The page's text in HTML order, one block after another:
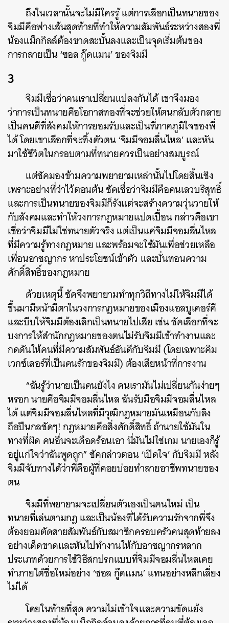
ถึงในเวลานั้นจะไม่มีใครรู้ แต่การเลือกเป็นทนายของ
จิมมีคือฟางเส้นสุดท้ายที่ทำให้ความสัมพันธ์ระหว่างสองพี่
น้องแม็กกิลล์ต้องขาดสะบั้นลงและเป็นจุดเริ่มต้นของ
การกลายเป็น ‘ซอล กู๊ดแมน’ ของจิมมี
3
จิมมีเชื่อว่าคนเราเปลี่ยนแปลงกันได้ เขาจึงมอง
ว่าการเป็นทนายคือโอกาสทองที่จะช่วยให้ตนกลับตัวกลาย
เป็นคนดีที่สังคมให้การยอมรับและเป็นที่ภาคภูมิใจของพี่
ได้ โดยเขาเลือกที่จะทิ้งตัวตน ‘จิมมีจอมลื่นไหล’ และหัน
มาใช้ชีวิตในกรอบตามที่ทนายควรเป็นอย่างสมบูรณ์
แต่ชัคมองข้ามความพยายามเหล่านั้นไปโดยสิ้นเชิง
เพราะอย่างที่ว่าไว้ตอนต้น ชัคเชื่อว่าจิมมีคือคนเลวบริสุทธิ์
และการเป็นทนายของจิมมีก็รังแต่จะสร้างความวุ่นวายให้
กับสังคมและทำให้วงการกฎหมายแปดเปื้อน กล่าวคือเขา
เชื่อว่าจิมมีไม่ใช่ทนายตัวจริง แต่เป็นแค่จิมมีจอมลื่นไหล
ที่มีความรู้ทางกฎหมาย และพร้อมจะใช้มันเพื่อช่วยเหลือ
เพื่อนอาชญากร หาประโยชน์เข้าตัว และบั่นทอนความ
ศักดิ์สิทธิ์ของกฎหมาย
ด้วยเหตุนี้ ชัคจึงพยายามทำทุกวิถีทางไม่ให้จิมมีได้
ขึ้นมามีหน้ามีตาในวงการกฎหมายของเมืองแอลบูเคอร์คี
และบีบให้จิมมีต้องเลิกเป็นทนายไปเสีย เช่น ชัคเลือกที่จะ
บงการให้สำนักกฎหมายของตนไม่รับจิมมีเข้าทำงานและ
กดดันให้คนที่มีความสัมพันธ์อันดีกับจิมมี (โดยเฉพาะคิม
เวกซ์เลอร์ที่เป็นคนรักของจิมมี) ต้องเสียหน้าที่การงาน
“ฉันรู้ว่านายเป็นคนยังไง คนเรามันไม่เปลี่ยนกันง่ายๆ
หรอก นายคือจิมมีจอมลื่นไหล ฉันรับมือจิมมีจอมลื่นไหล
ได้ แต่จิมมีจอมลื่นไหลที่มีวุฒิกฎหมายมันเหมือนกับลิง
ถือปืนกลชัดๆ! กฎหมายคือสิ่งศักดิ์สิทธิ์ ถ้านายใช้มันใน
ทางที่ผิด คนอื่นจะเดือดร้อนเอา นี่มันไม่ใช่เกม นายเองก็รู้
อยู่แก่ใจว่าฉันพูดถูก” ชัคกล่าวตอน ‘เปิดใจ’ กับจิมมี หลัง
จิมมีจับทางได้ว่าพี่คือผู้ที่คอยบ่อยทำลายอาชีพทนายของ
ตน
จิมมีที่พยายามจะเปลี่ยนตัวเองเป็นคนใหม่ เป็น
ทนายที่เล่นตามกฎ และเป็นน้องที่ได้รับความรักจากพี่จึง
ต้องยอมตัดสายสัมพันธ์กับสมาชิกครอบครัวคนสุดท้ายลง
อย่างเด็ดขาดและหันไปทำงานให้กับอาชญากรหลาก
ประเภทด้วยการใช้วิธีสกปรกแบบที่จิมมีจอมลื่นไหลเคย
ทำภายใต้ชื่อใหม่อย่าง ‘ซอล กู๊ดแมน’ แทนอย่างหลีกเลี่ยง
ไม่ได้
โดยในท้ายที่สุด ความไม่เข้าใจและความขัดแย้ง